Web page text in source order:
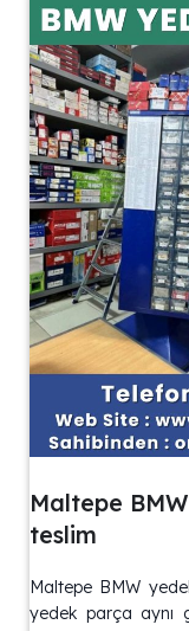
Maltepe
teslim
Maltepe BMW
yedek parça aynı